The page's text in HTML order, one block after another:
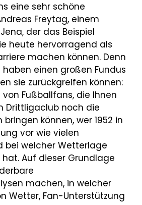
eine sehr schöne
Freytag, einem
der das Beispiel
heute hervorragend als
machen können. Denn
einen großen Fundus
sie zurückgreifen können:
Fußballfans, die Ihnen
Drittligaclub noch die
können, wer 1952 in
vor wie vielen
bei welcher Wetterlage
Auf dieser Grundlage
machen, in welcher
Wetter, Fan-Unterstützung